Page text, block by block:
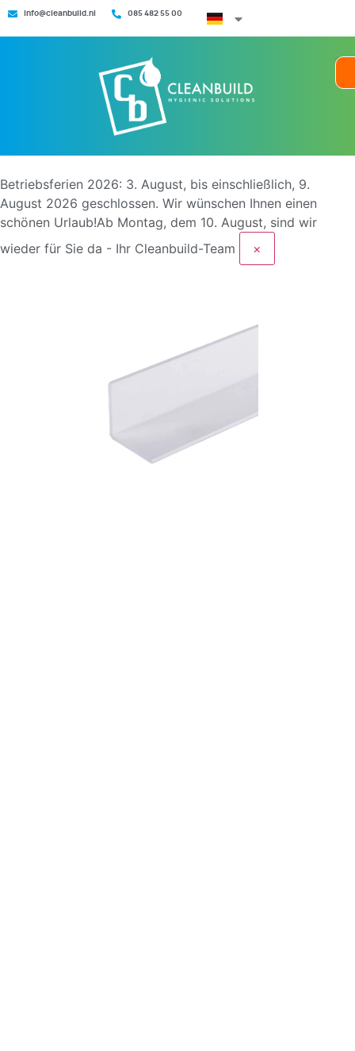
info@cleanbuild.nl 085 482 55 00
Betriebsferien 2026: 3. August, bis einschließlich, 9.
August 2026 geschlossen. Wir wünschen Ihnen einen
schönen Urlaub!Ab Montag, dem 10. August, sind wir
wieder für Sie da - Ihr Cleanbuild-Team
×